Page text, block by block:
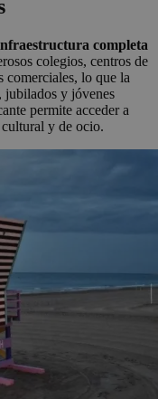
completa
colegios, centros de
comerciales, lo que la
jubilados y jóvenes
permite acceder a
y de ocio.